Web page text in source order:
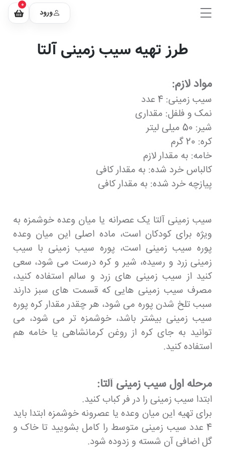
ورود
0
طرز تهیه سیب زمینی آلتا
مواد لازم:
سیب زمینی: 4 عدد
نمک و فلفل: مقداری
شیر: 50 میلی لیتر
کره: 20 گرم
خامه: به مقدار لازم
کالباس خرد شده: به مقدار کافی
پیازچه خرد شده: به مقدار کافی
سیب زمینی آلتا یک عصرانه یا میان وعده خوشمزه به
ویژه برای کودکان است، ماده اصلی این میان وعده
پوره سیب زمینی است، پوره سیب زمینی با سیب
زمینی زرد و رسیده، شیر و کره درست می شود، سعی
کنید از سیب زمینی های زرد و سالم استفاده کنید،
مصرف سیب زمینی هایی که قسمت های سبز دارند
سبب تلخ شدن پوره می شود، هر چقدر مقدار کره پوره
سیب زمینی بیشتر باشد، خوشمزه تر می شود، می
توانید به جای کره از روغن کرمانشاهی یا خامه هم
استفاده کنید.
مرحله اول سیب زمینی آلتا:
ابتدا سیب زمینی را در فر کباب کنید.
برای تهیه این میان وعده یا عصرونه خوشمزه ابتدا باید
4 عدد سیب زمینی متوسط را کامل بشویید تا خاک و
گل اضافی آن شسته و زدوده شود.